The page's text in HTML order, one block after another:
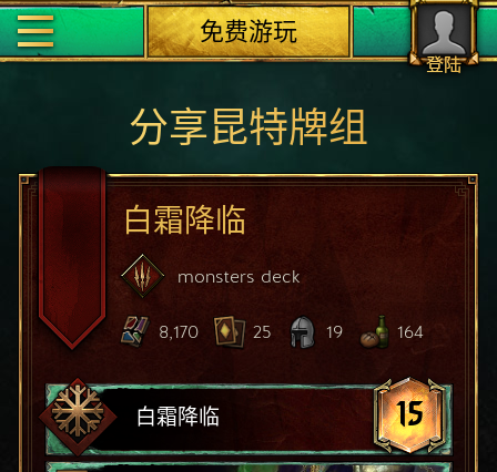
登陆
免费游玩
分享昆特牌组
白霜降临
monsters deck
8,170 25 19 164
白霜降临 15